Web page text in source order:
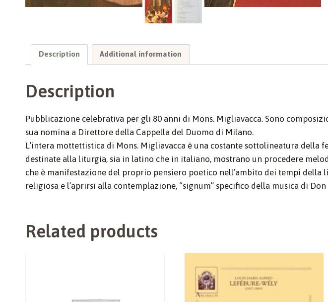
Description Additional information
Description
Pubblicazione celebrativa per gli 80 anni di Mons. Migliavacca. Sono
sua nomina a Direttore della Cappella del Duomo di Milano.
L’intera mottettistica di Mons. Migliavacca è una costante sottolineatura
destinate alla liturgia, sia in latino che in italiano, mostrano un procedere
che è manifestazione del proprio pensiero poetico nell’ambito dei tempi
religiosa e l’aprirsi alla contemplazione, “signum” specifico della musica di Don
Related products